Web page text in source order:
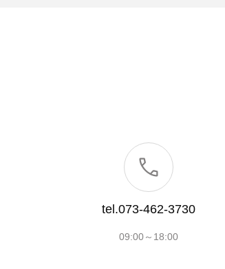
tel.073-462-3730
09:00～18:00